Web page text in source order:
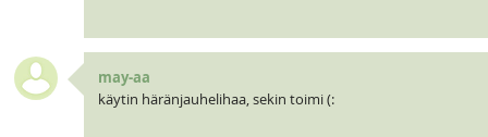
may-aa
käytin häränjauhelihaa, sekin toimi (: